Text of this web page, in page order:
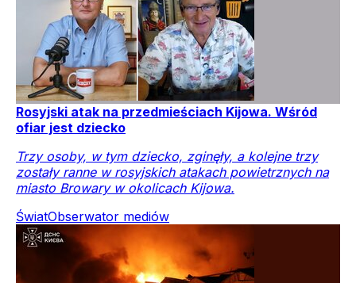
Rosyjski atak na przedmieściach Kijowa. Wśród
ofiar jest dziecko
Trzy osoby, w tym dziecko, zginęły, a kolejne trzy
zostały ranne w rosyjskich atakach powietrznych na
miasto Browary w okolicach Kijowa.
ŚwiatObserwator mediów